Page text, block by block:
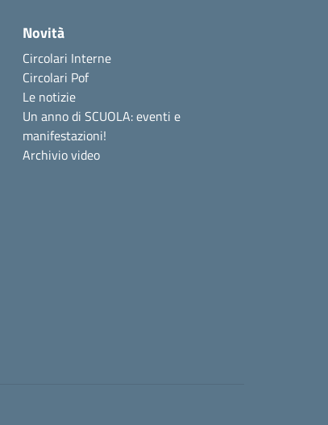
Novità
Circolari Interne
Circolari Pof
Le notizie
Un anno di SCUOLA: eventi e
manifestazioni!
Archivio video